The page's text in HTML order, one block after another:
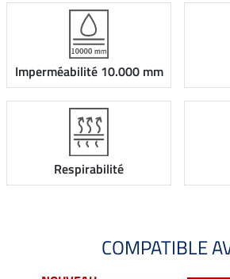
Imperméabilité 10.000 mm
Respirabilité
COMPATIBLE